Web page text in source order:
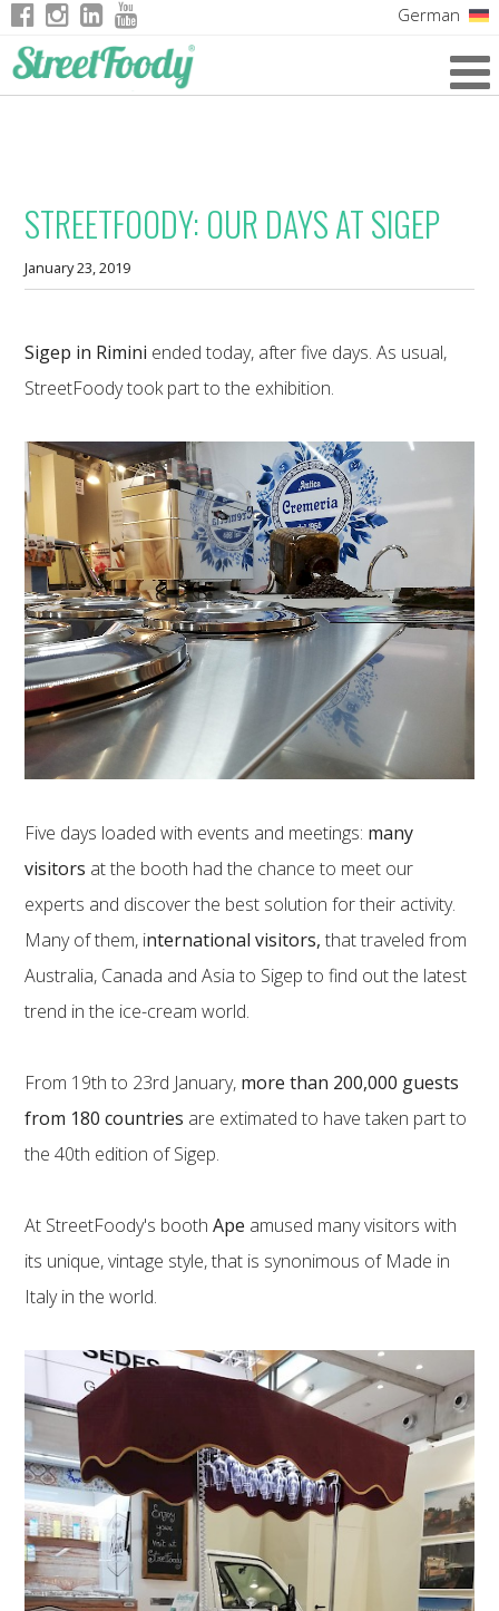
German
STREETFOODY: OUR DAYS AT SIGEP
January 23, 2019
Sigep in Rimini ended today, after five days. As usual,
StreetFoody took part to the exhibition.
Five days loaded with events and meetings: many
visitors at the booth had the chance to meet our
experts and discover the best solution for their activity.
Many of them, international visitors, that traveled from
Australia, Canada and Asia to Sigep to find out the latest
trend in the ice-cream world.
From 19th to 23rd January, more than 200,000 guests
from 180 countries are extimated to have taken part to
the 40th edition of Sigep.
At StreetFoody's booth Ape amused many visitors with
its unique, vintage style, that is synonimous of Made in
Italy in the world.